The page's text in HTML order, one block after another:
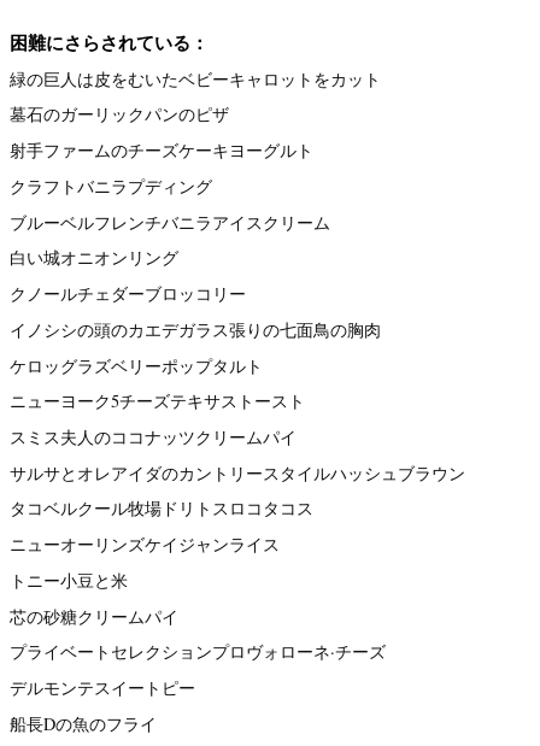
困難にさらされている：
緑の巨人は皮をむいたベビーキャロットをカット
墓石のガーリックパンのピザ
射手ファームのチーズケーキヨーグルト
クラフトバニラプディング
ブルーベルフレンチバニラアイスクリーム
白い城オニオンリング
クノールチェダーブロッコリー
イノシシの頭のカエデガラス張りの七面鳥の胸肉
ケロッグラズベリーポップタルト
ニューヨーク5チーズテキサストースト
スミス夫人のココナッツクリームパイ
サルサとオレアイダのカントリースタイルハッシュブラウン
タコベルクール牧場ドリトスロコタコス
ニューオーリンズケイジャンライス
トニー小豆と米
芯の砂糖クリームパイ
プライベートセレクションプロヴォローネ·チーズ
デルモンテスイートピー
船長Dの魚のフライ